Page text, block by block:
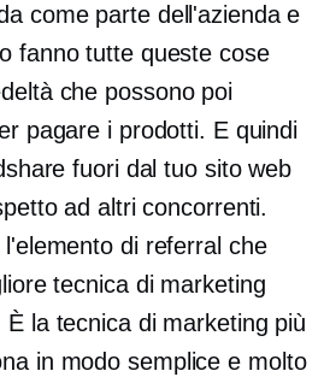
come parte dell'azienda e
fanno tutte queste cose
che possono poi
pagare i prodotti. E quindi
fuori dal tuo sito web
ad altri concorrenti.
di referral che
tecnica di marketing
la tecnica di marketing più
in modo semplice e molto